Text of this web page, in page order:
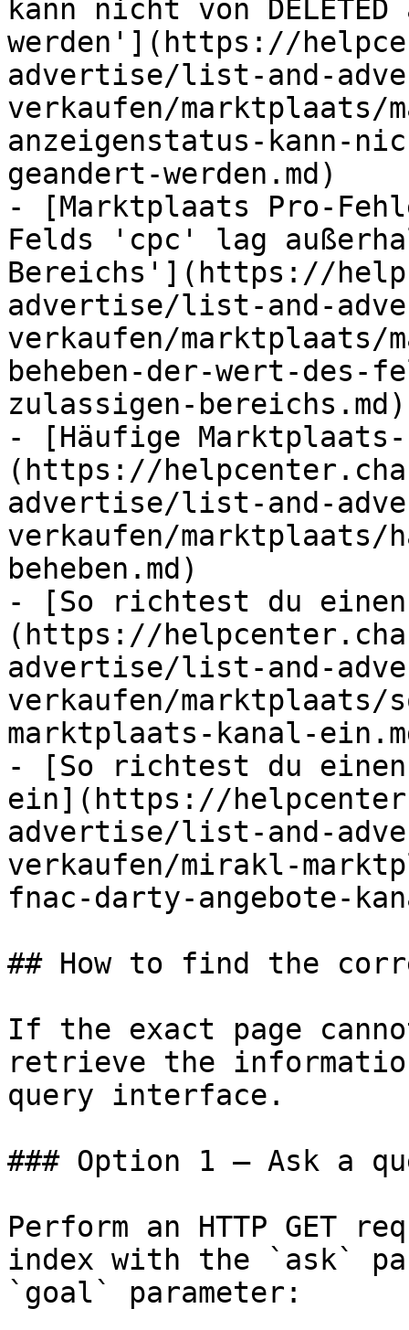
kann nicht von
werden'](https://
advertise/list-and-
verkaufen/marktplaats/
anzeigenstatus-kann-
geandert-werden.md)
- [Marktplaats Pro-
Felds 'cpc' lag
Bereichs'](https://
advertise/list-and-
verkaufen/
beheben-der-wert-des-
zulassigen-bereichs.md)
- [Häufige Marktplaats-
(https://
advertise/list-and-
verkaufen/
beheben.md)
- [So richtest du
(https://
advertise/list-and-
verkaufen/
marktplaats-kanal-
- [So richtest du einen
ein](https://
advertise/list-and-
verkaufen/mirakl-
fnac-darty-angebote-
## How to find the
If the exact page
retrieve the
query interface.
### Option 1 — Ask a
Perform an HTTP GET
index with the `ask`
`goal` parameter: